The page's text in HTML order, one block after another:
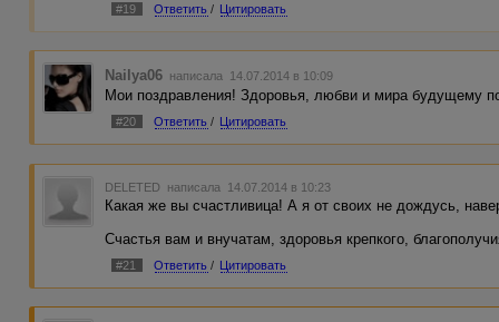
#19 Ответить / Цитировать
Nailya06 написала 14.07.2014 в 10:09
Мои поздравления! Здоровья, любви и мира будущему
#20 Ответить / Цитировать
DELETED написала 14.07.2014 в 10:23
Какая же вы счастливица! А я от своих не дождусь,
Счастья вам и внучатам, здоровья крепкого,
#21 Ответить / Цитировать